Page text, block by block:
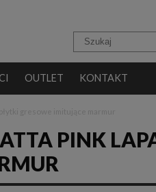
OUTLET KONTAKT
PINK